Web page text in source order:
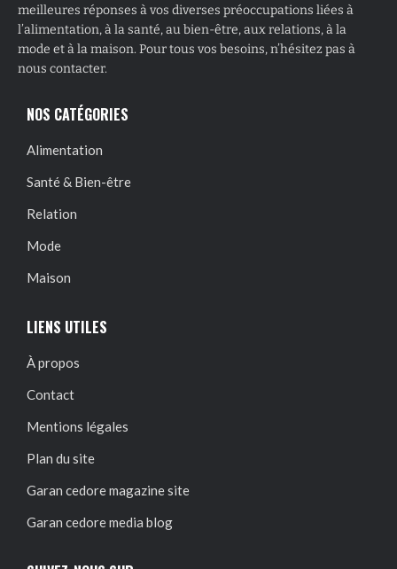
meilleures réponses à vos diverses préoccupations liées à
l’alimentation, à la santé, au bien-être, aux relations, à la
mode et à la maison. Pour tous vos besoins, n’hésitez pas à
nous contacter.
NOS CATÉGORIES
Alimentation
Santé & Bien-être
Relation
Mode
Maison
LIENS UTILES
À propos
Contact
Mentions légales
Plan du site
Garan cedore magazine site
Garan cedore media blog